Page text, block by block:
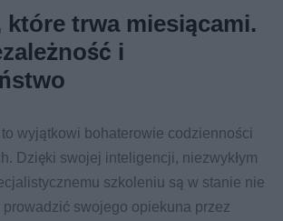
które trwa miesiącami.
i
wyjątkowi bohaterowie codzienności
Dzięki swojej inteligencji, niezwykłym
szkoleniu są w stanie nie
swojego opiekuna przez